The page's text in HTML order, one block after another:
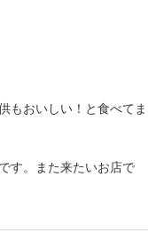
もおいしい！と食べてま
す。また来たいお店で